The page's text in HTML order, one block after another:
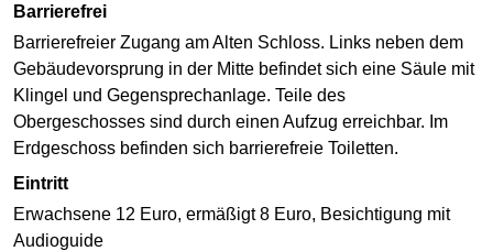
Barrierefrei
Barrierefreier Zugang am Alten Schloss. Links neben dem
Gebäudevorsprung in der Mitte befindet sich eine Säule mit
Klingel und Gegensprechanlage. Teile des
Obergeschosses sind durch einen Aufzug erreichbar. Im
Erdgeschoss befinden sich barrierefreie Toiletten.
Eintritt
Erwachsene 12 Euro, ermäßigt 8 Euro, Besichtigung mit
Audioguide